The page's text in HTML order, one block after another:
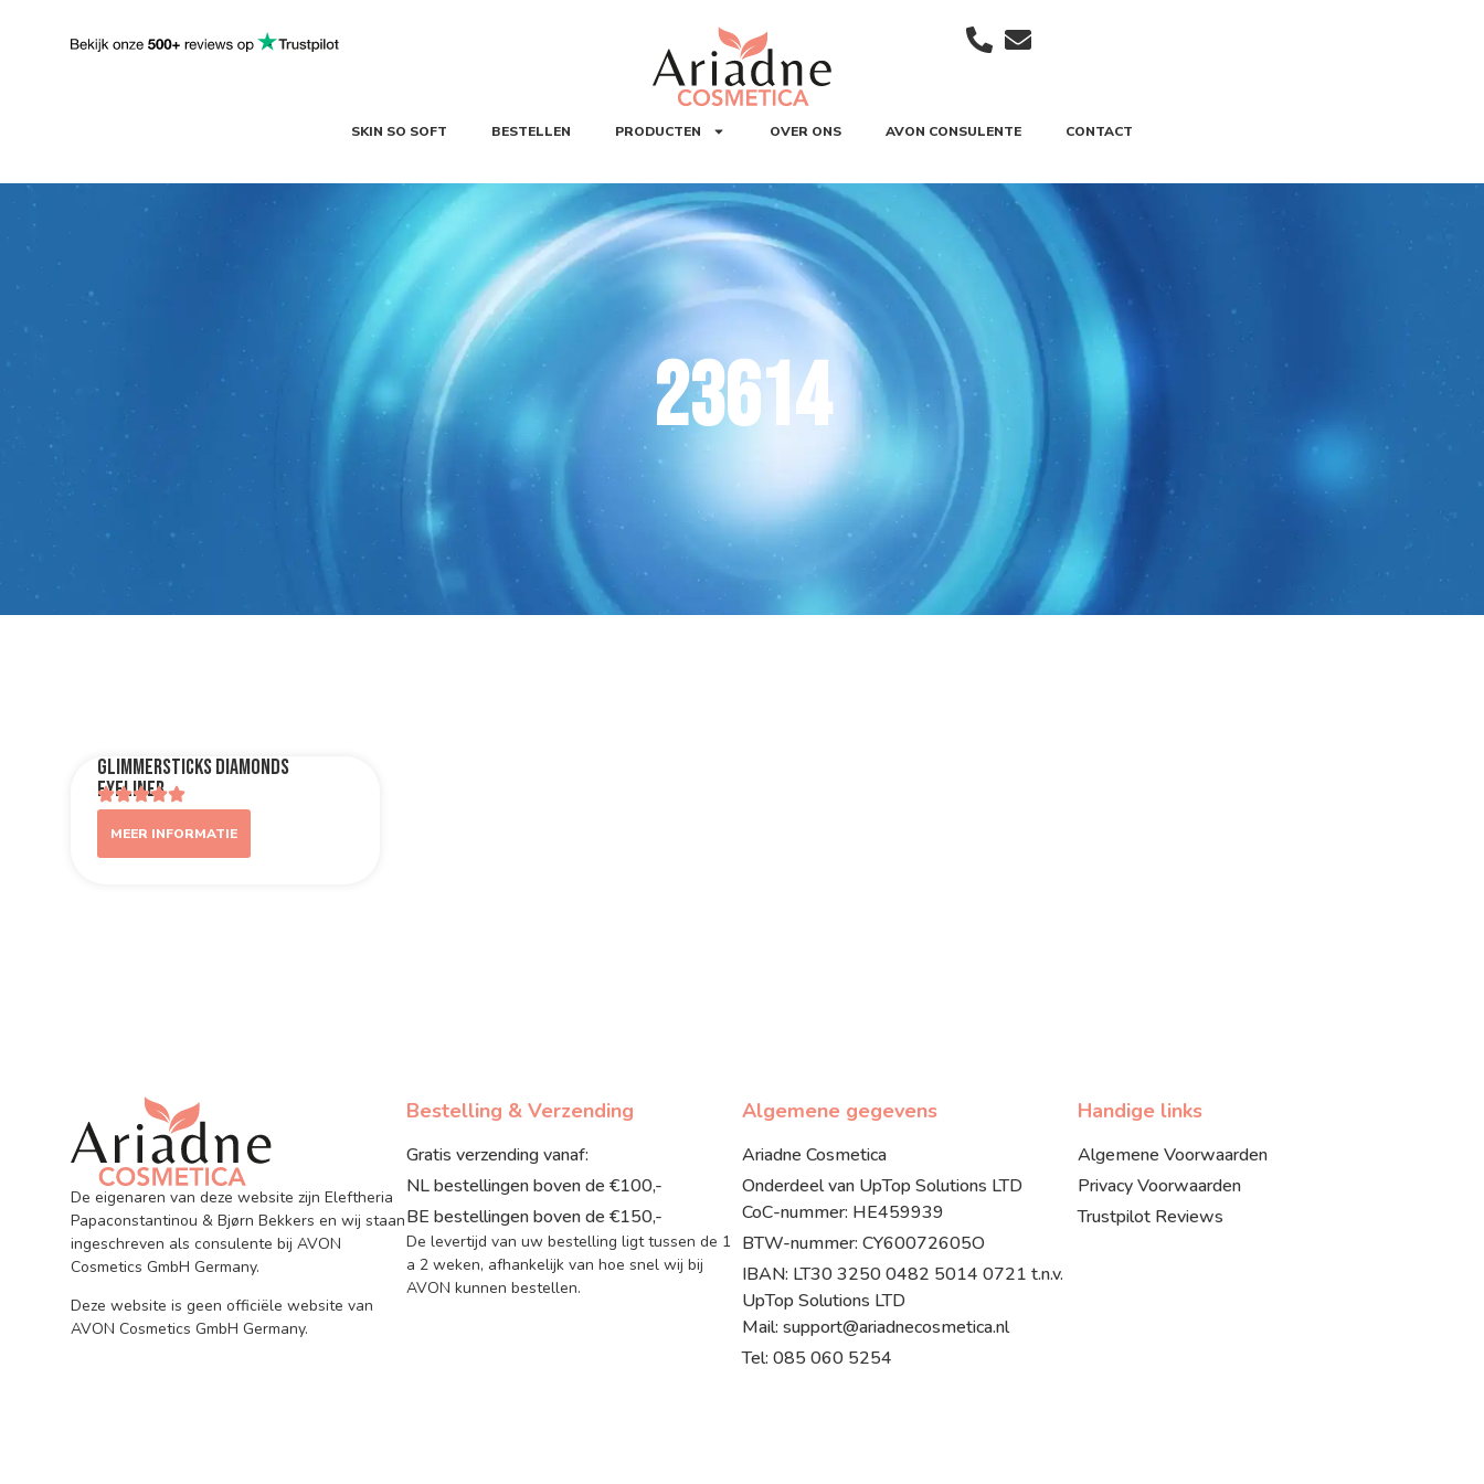
SKIN SO SOFT BESTELLEN PRODUCTEN OVER ONS AVON CONSULENTE CONTACT
23614
Glimmersticks Diamonds
Eyeliner
MEER INFORMATIE
De eigenaren van deze website zijn Eleftheria
Papaconstantinou & Bjørn Bekkers en wij staan
ingeschreven als consulente bij AVON
Cosmetics GmbH Germany.
Deze website is geen officiële website van
AVON Cosmetics GmbH Germany.
Bestelling & Verzending
Gratis verzending vanaf:
NL bestellingen boven de €100,-
BE bestellingen boven de €150,-
De levertijd van uw bestelling ligt tussen de 1
a 2 weken, afhankelijk van hoe snel wij bij
AVON kunnen bestellen.
Algemene gegevens
Ariadne Cosmetica
Onderdeel van UpTop Solutions LTD
CoC-nummer: HE459939
BTW-nummer: CY60072605O
IBAN: LT30 3250 0482 5014 0721 t.n.v.
UpTop Solutions LTD
Mail: support@ariadnecosmetica.nl
Tel: 085 060 5254
Handige links
Algemene Voorwaarden
Privacy Voorwaarden
Trustpilot Reviews